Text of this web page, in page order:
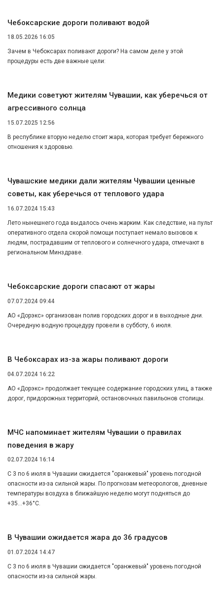
Чебоксарские дороги поливают водой
18.05.2026 16:05
Зачем в Чебоксарах поливают дороги? На самом деле у этой
процедуры есть две важные цели:
Медики советуют жителям Чувашии, как уберечься от
агрессивного солнца
15.07.2025 12:56
В республике вторую неделю стоит жара, которая требует бережного
отношения к здоровью.
Чувашские медики дали жителям Чувашии ценные
советы, как уберечься от теплового удара
16.07.2024 15:43
Лето нынешнего года выдалось очень жарким. Как следствие, на пульт
оперативного отдела скорой помощи поступает немало вызовов к
людям, пострадавшим от теплового и солнечного удара, отмечают в
региональном Минздраве.
Чебоксарские дороги спасают от жары
07.07.2024 09:44
АО «Дорэкс» организован полив городских дорог и в выходные дни.
Очередную водную процедуру провели в субботу, 6 июля.
В Чебоксарах из-за жары поливают дороги
04.07.2024 16:22
АО «Дорэкс» продолжает текущее содержание городских улиц, а также
дорог, придорожных территорий, остановочных павильонов столицы.
МЧС напоминает жителям Чувашии о правилах
поведения в жару
02.07.2024 16:14
С 3 по 6 июля в Чувашии ожидается "оранжевый" уровень погодной
опасности из-за сильной жары. По прогнозам метеорологов, дневные
температуры воздуха в ближайшую неделю могут подняться до
+35...+36°С.
В Чувашии ожидается жара до 36 градусов
01.07.2024 14:47
С 3 по 6 июля в Чувашии ожидается "оранжевый" уровень погодной
опасности из-за сильной жары.